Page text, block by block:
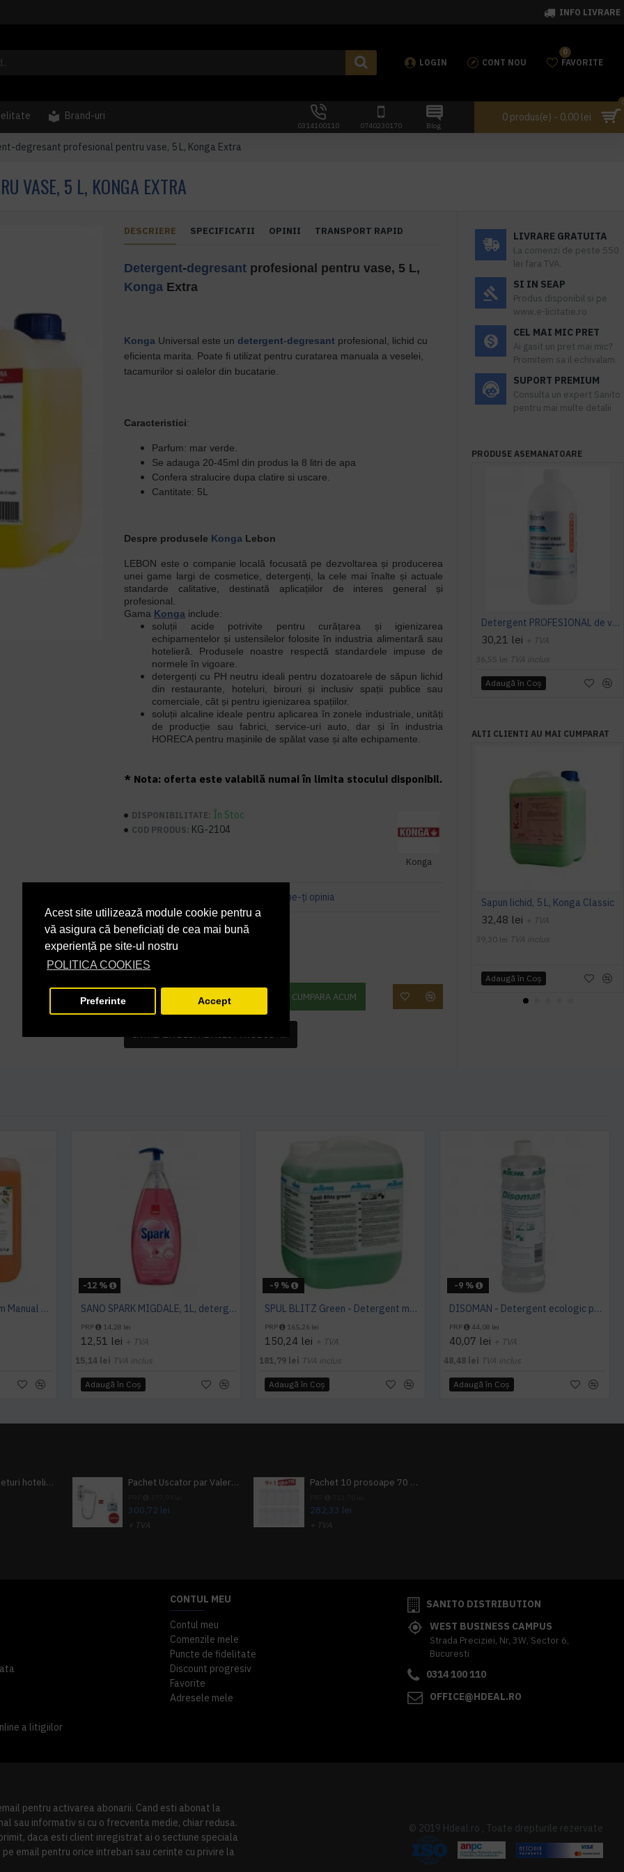
Acest site utilizează module cookie pentru a
vă asigura că beneficiați de cea mai bună
experiență pe site-ul nostru
POLITICA COOKIES
Preferinte Accept
INFO LIVRARE
LOGIN CONT NOU FAVORITE
0
Brand-uri
0314100110 0740230170 Blog
0 produs(e) - 0,00 lei
degresant profesional pentru vase, 5 L, Konga Extra
VASE, 5 L, KONGA EXTRA
DESCRIERE SPECIFICATII OPINII TRANSPORT RAPID
Detergent-degresant profesional pentru vase, 5 L,
Konga Extra
Konga Universal este un detergent-degresant profesional, lichid cu
eficienta marita. Poate fi utilizat pentru curatarea manuala a veselei,
tacamurilor si oalelor din bucatarie.
Caracteristici:
Parfum: mar verde.
Se adauga 20-45ml din produs la 8 litri de apa
Confera stralucire dupa clatire si uscare.
Cantitate: 5L
Despre produsele Konga Lebon
LEBON este o companie locală focusată pe dezvoltarea și producerea
unei game largi de cosmetice, detergenți, la cele mai înalte și actuale
standarde calitative, destinată aplicațiilor de interes general și
profesional.
Gama Konga include:
soluții acide potrivite pentru curățarea și igienizarea
echipamentelor și ustensilelor folosite în industria alimentară sau
hotelieră. Produsele noastre respectă standardele impuse de
normele în vigoare.
detergenți cu PH neutru ideali pentru dozatoarele de săpun lichid
din restaurante, hoteluri, birouri și inclusiv spații publice sau
comerciale, cât și pentru igienizarea spațiilor.
soluții alcaline ideale pentru aplicarea în zonele industriale, unități
de producție sau fabrici, service-uri auto, dar și în industria
HORECA pentru mașinile de spălat vase și alte echipamente.
* Nota: oferta este valabilă numai în limita stocului disponibil.
DISPONIBILITATE: În Stoc
COD PRODUS: KG-2104
Konga
Spune-ţi opinia
46,81 lei
56,64 lei
ADAUGĂ ÎN COŞ CUMPARA ACUM
INTREABA DESPRE ACEST PRODUS
LIVRARE GRATUITA
La comenzi de peste 550
lei fara TVA.
SI IN SEAP
Produs disponibil si pe
www.e-licitatie.ro
CEL MAI MIC PRET
Ai gasit un pret mai mic?
Promitem sa il echivalam.
SUPORT PREMIUM
Consulta un expert Sanito
pentru mai multe detalii
PRODUSE ASEMANATOARE
Detergent PROFESIONAL de vase, pentru masini automate, 1 litru
30,21 lei + TVA
36,55 lei TVA inclus
Adaugă în Coş
ALTI CLIENTI AU MAI CUMPARAT
Sapun lichid, 5 L, Konga Classic
32,48 lei + TVA
39,30 lei TVA inclus
Adaugă în Coş
Detergent Vase Premium Manual 5L Canistra AQAS
-12 %
SANO SPARK MIGDALE, 1L, detergent vase
PRP 14,28 lei
12,51 lei + TVA
15,14 lei TVA inclus
Adaugă în Coş
-9 %
SPUL BLITZ Green - Detergent manual pentru vase, 10 L, kiehl
PRP 165,26 lei
150,24 lei + TVA
181,79 lei TVA inclus
Adaugă în Coş
-9 %
DISOMAN - Detergent ecologic pentru vase, super concentrat, 1 L, Kiehl
PRP 44,08 lei
40,07 lei + TVA
48,48 lei TVA inclus
Adaugă în Coş
Pachet 100 seturi hoteliere, set dentar, set barbierit, casca de dus, pila unghii, set cusut Pachet Uscator par Valera Action Super Plus + GRATUIT Sampon si gel de dus Tork
300,72 lei
+ TVA
Pachet 10 prosoape 70 x 140cm 9 + 1 gratuit
282,33 lei
+ TVA
a litigiilor
CONTUL MEU
Contul meu
Comenzile mele
Puncte de fidelitate
Discount progresiv
Favorite
Adresele mele
SANITO DISTRIBUTION
WEST BUSINESS CAMPUS
Strada Preciziei, Nr, 3W, Sector 6,
Bucuresti
0314 100 110
OFFICE@HDEAL.RO
pentru activarea abonarii. Cand esti abonat la
sau informativ si cu o frecventa medie, chiar redusa.
daca esti client inregistrat ai o sectiune speciala
email pentru orice intrebari sau cerinte cu privire la
© 2019 Hdeal.ro , Toate drepturile rezervate